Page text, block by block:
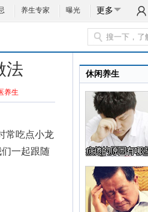
养生专家 曝光 更多
法
养生
常吃点小龙
一起跟随
休闲养生